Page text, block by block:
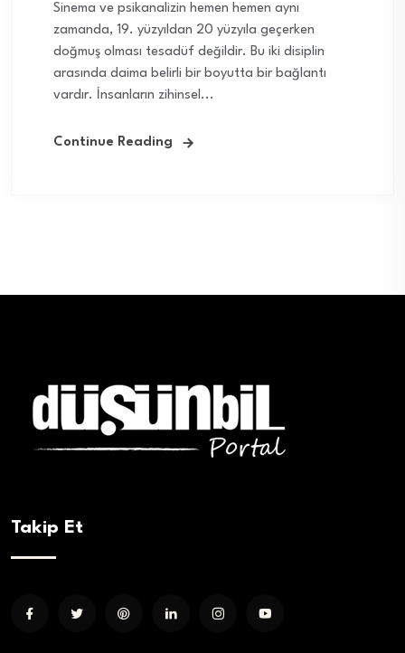
Sinema ve psikanalizin hemen hemen aynı
zamanda, 19. yüzyıldan 20 yüzyıla geçerken
doğmuş olması tesadüf değildir. Bu iki disiplin
arasında daima belirli bir boyutta bir bağlantı
vardır. İnsanların zihinsel...
Continue Reading
Takip Et